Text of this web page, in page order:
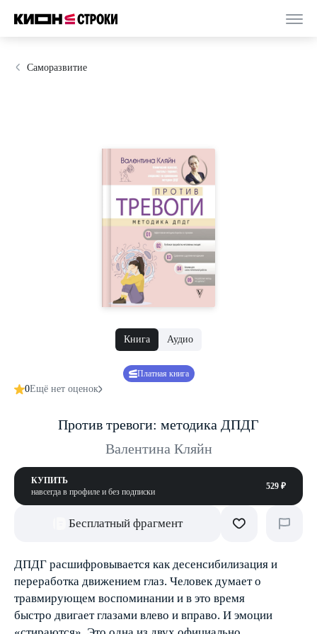
Саморазвитие
Книга Аудио
Платная книга
0Ещё нет оценок
Против тревоги: методика ДПДГ
Валентина Кляйн
КУПИТЬ
навсегда в профиле и без подписки
529 ₽
Бесплатный фрагмент
ДПДГ расшифровывается как десенсибилизация и
переработка движением глаз. Человек думает о
травмирующем воспоминании и в это время
быстро двигает глазами влево и вправо. И эмоции